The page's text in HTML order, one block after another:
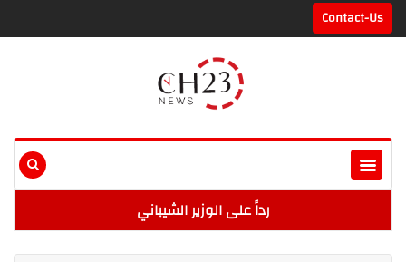
Contact-Us
رداً على الوزير الشيباني